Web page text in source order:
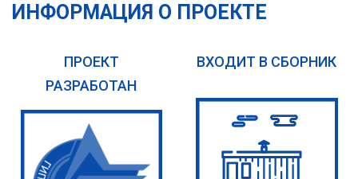
ИНФОРМАЦИЯ О ПРОЕКТЕ
ПРОЕКТ
РАЗРАБОТАН
ВХОДИТ В СБОРНИК